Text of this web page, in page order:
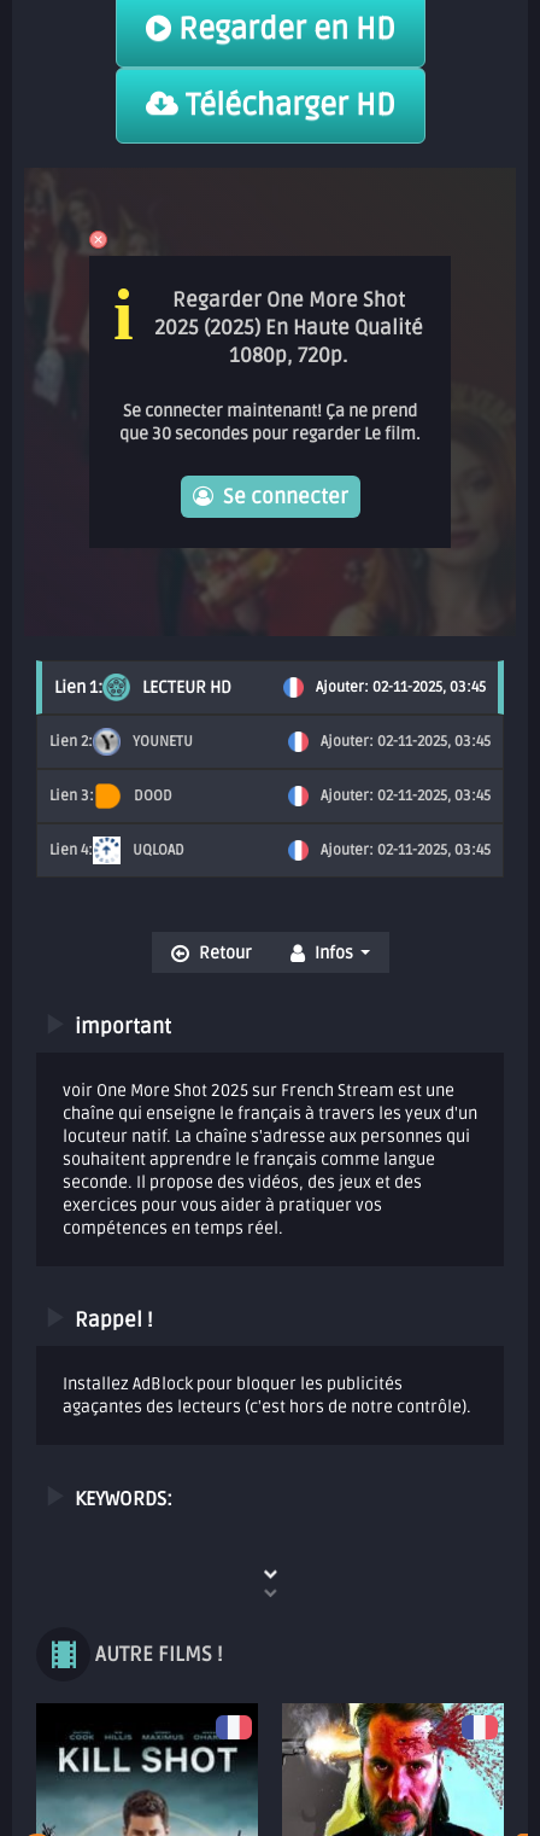
Regarder en HD
Télécharger HD
i
Regarder One More Shot
2025 (2025) En Haute Qualité
1080p, 720p.
Se connecter maintenant! Ça ne prend
que 30 secondes pour regarder Le film.
Se connecter
LECTEUR HD Ajouter: 02-11-2025, 03:45
YOUNETU Ajouter: 02-11-2025, 03:45
DOOD Ajouter: 02-11-2025, 03:45
UQLOAD Ajouter: 02-11-2025, 03:45
Retour Infos
important
voir One More Shot 2025 sur French Stream est une
chaîne qui enseigne le français à travers les yeux d'un
locuteur natif. La chaîne s'adresse aux personnes qui
souhaitent apprendre le français comme langue
seconde. Il propose des vidéos, des jeux et des
exercices pour vous aider à pratiquer vos
compétences en temps réel.
Rappel !
Installez AdBlock pour bloquer les publicités
agaçantes des lecteurs (c'est hors de notre contrôle).
KEYWORDS:
AUTRE FILMS !